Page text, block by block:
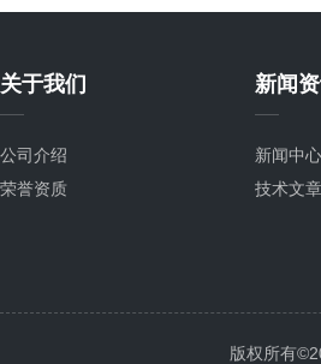
关于我们
公司介绍
荣誉资质
新闻
新闻中心
技术文章
版权所有